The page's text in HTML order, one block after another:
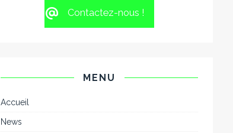
Contactez-nous !
MENU
Accueil
News